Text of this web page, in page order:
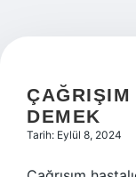
DEMEK
Tarih: Eylül 8, 2024